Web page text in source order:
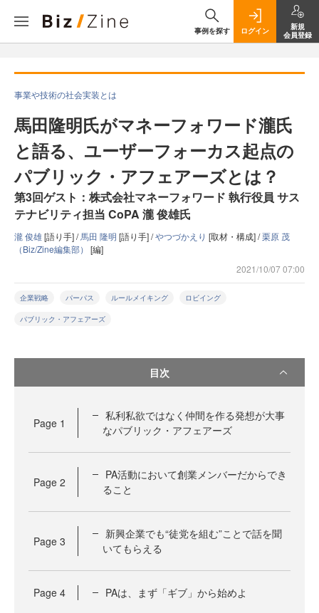
事例を探す ログイン
新規
会員登録
事業や技術の社会実装とは
馬田隆明氏がマネーフォワード瀧氏
と語る、ユーザーフォーカス起点の
パブリック・アフェアーズとは？
第3回ゲスト：株式会社マネーフォワード 執行役員 サス
テナビリティ担当 CoPA 瀧 俊雄氏
瀧 俊雄[語り手] /馬田 隆明 [語り手] /やつづかえり [取材・構成] /栗原 茂
（Biz/Zine編集部） [編]
2021/10/07 07:00
企業戦略 パーパス ルールメイキング ロビイング
パブリック・アフェアーズ
目次
Page 1
私利私欲ではなく仲間を作る発想が大事
なパブリック・アフェアーズ
Page 2
PA活動において創業メンバーだからでき
ること
Page 3
新興企業でも“徒党を組む”ことで話を聞
いてもらえる
Page 4 PAは、まず「ギブ」から始めよ